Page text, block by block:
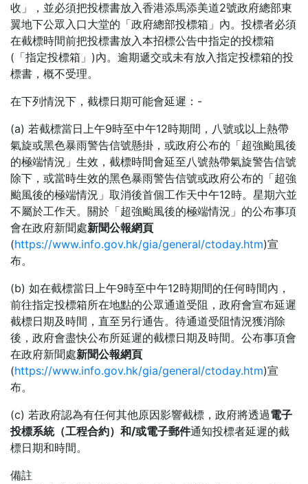
收」，並必須把投標書放入香港添馬添美道2號政府總部東
翼地下公眾入口大堂的「政府總部投標箱」內。投標者必須
在截標時間前把投標書放入本招標公告中指定的投標箱
(「指定投標箱」)內。逾期遞交或未有放入指定投標箱的投
標書，概不受理。
在下列情況下，截標日期可能會延遲：-
(a) 若截標當日上午9時至中午12時期間，八號或以上熱帶
氣旋或黑色暴雨警告信號懸掛，或政府公布的「超強颱風後
的極端情況」生效，截標時間會延至八號熱帶氣旋警告信號
除下，或當時生效的黑色暴雨警告信號或政府公布的「超強
颱風後的極端情況」取消後首個工作天中午12時。星期六並
不屬於工作天。關於「超強颱風後的極端情況」的公布事項
會在政府新聞處新聞公報網頁
(https://www.info.gov.hk/gia/general/ctoday.htm)宣
布。
(b) 如在截標當日上午9時至中午12時期間的任何時間內，
前往指定投標箱所在地點的公眾通道受阻，政府會宣布延遲
截標日期及時間，直至另行通告。待通道受阻情況獲消除
後，政府會盡快公布所延遲的截標日期及時間。公布事項會
在政府新聞處新聞公報網頁
(https://www.info.gov.hk/gia/general/ctoday.htm)宣
布。
(c) 若政府認為有任何其他原因影響截標，政府將透過電子
投標系統（工程合約）和/或電子郵件通知投標者延遲的截
標日期和時間。
備註